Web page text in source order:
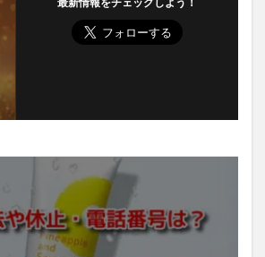
最新情報をチェックしよう！